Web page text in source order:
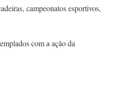
campeonatos esportivos,
com a ação da